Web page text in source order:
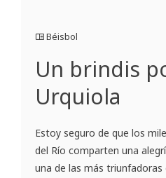
Béisbol
Un brindis
Urquiola
Estoy seguro de que los
del Río comparten una
una de las más triunfadoras